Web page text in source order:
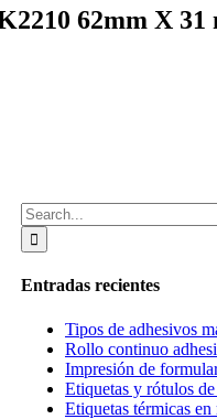
62mm X 31
Search
for:
Entradas recientes
Tipos de adhesivos
Rollo continuo
Impresión de
Etiquetas y rótulos
Etiquetas térmicas